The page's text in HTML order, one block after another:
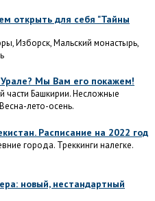
открыть для себя "Тайны
Изборск, Мальский монастырь,
Мы Вам его покажем!
части Башкирии. Несложные
лето-осень.
Расписание на 2022 год
города. Треккинги налегке.
новый, нестандартный